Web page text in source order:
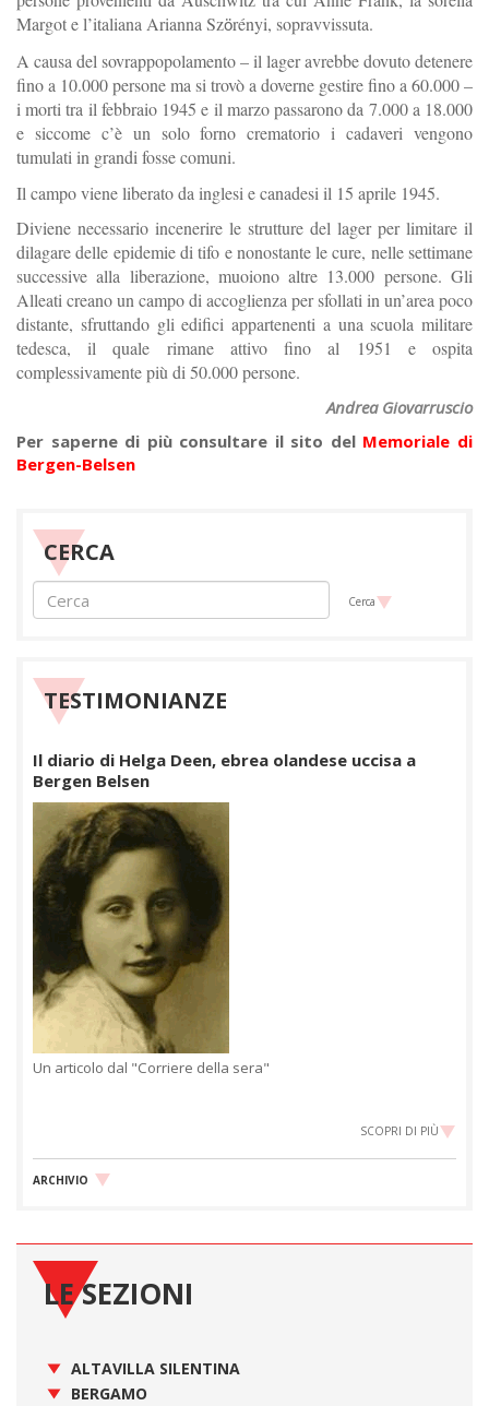
Margot e l’italiana Arianna Szörényi, sopravvissuta.
A causadelsovrappopolamento –illageravrebbedovutodetenere
finoa 10.000personemasitrovòadoverne gestirefinoa60.000 –
i morti tra il febbraio 1945 e ilmarzo passarono da 7.000 a 18.000
e siccome c’è un solo forno crematorio i cadaveri vengono
tumulati in grandi fosse comuni.
Il campo viene liberato da inglesi e canadesi il 15 aprile 1945.
Diviene necessario incenerire le strutture del lager per limitare il
dilagaredelle epidemieditifo enonostantelecure, nellesettimane
successivealla liberazione, muoiono altre 13.000 persone. Gli
Alleaticreanouncampodiaccoglienzapersfollatiinun’areapoco
distante, sfruttandogliedifici appartenenti a unascuola militare
tedesca,ilquale rimane attivofinoal 1951 e ospita
complessivamente più di 50.000 persone.
Andrea Giovarruscio
Per saperne di più consultare il sito del Memoriale di
Bergen-Belsen
CERCA
Cerca
TESTIMONIANZE
Il diario di Helga Deen, ebrea olandese uccisa a
Bergen Belsen
Un articolo dal "Corriere della sera"
SCOPRI DI PIÙ
ARCHIVIO
LE SEZIONI
ALTAVILLA SILENTINA
BERGAMO